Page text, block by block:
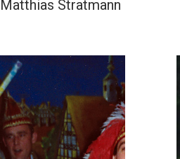
Stratmann